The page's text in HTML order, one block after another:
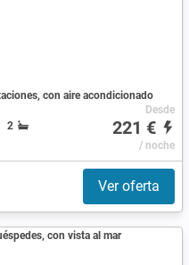
con aire acondicionado
2
Desde
221 €
/ noche
Ver oferta